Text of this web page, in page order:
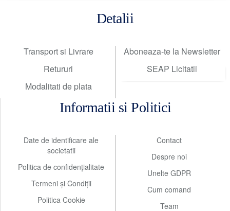
Detalii
Transport si Livrare
Retururi
Modalitati de plata
Aboneaza-te la Newsletter
SEAP Licitatii
Informatii si Politici
Date de identificare ale
societatii
Politica de confidențialitate
Termeni și Condiții
Politica Cookie
Contact
Despre noi
Unelte GDPR
Cum comand
Team